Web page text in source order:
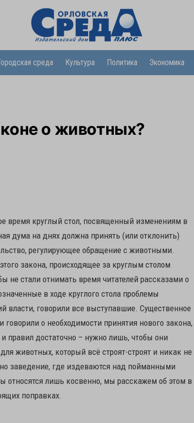
среда Культура Политика Экономика
о животных?
время круглый стол, посвященный изменениям в
дума на днях должна принять (или отклонить)
регулирующее обращение с животными.
закона, происходящее за круглым столом
стали отнимать время читателей рассказами о
в ходе круглого стола проблемы
власти, говорили все выступавшие. Существенное
о необходимости принятия нового закона,
правил достаточно – нужно лишь, чтобы они
животных, который всё строят-строят и никак не
заведение, где издеваются над пойманными
относятся лишь косвенно, мы расскажем об этом в
поправках.